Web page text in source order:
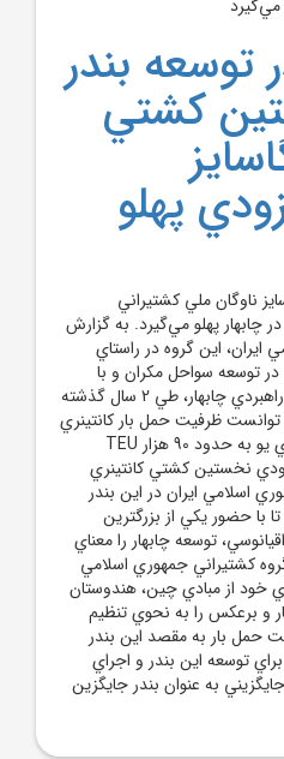
توسعه بندر
کشتي
پهلو
ناوگان ملي کشتيراني
چابهار پهلو مي‌گيرد. به گزارش
ايران، اين گروه در راستاي
توسعه سواحل مکران و با
اعتقاد به ضرورت توسعه بندر راهبردي چابهار، طي 2 سال گذشته
توانست ظرفيت حمل بار کانتينري
در بندر چابهار را از 6 هزار تي‌‌اي يو به حدود 90 هزار TEU
نخستين کشتي کانتينري
اسلامي ايران در اين بندر
با حضور يکي از بزرگترين
توسعه چابهار را معناي
کشتيراني جمهوري اسلامي
خود از مبادي چين، هندوستان
و برعکس را به نحوي تنظيم
حمل بار به مقصد اين بندر
براي توسعه اين بندر و اجراي
به عنوان بندر جايگزين